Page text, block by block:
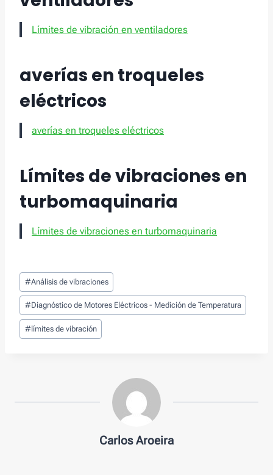
Límites de vibración en ventiladores
averías en troqueles
eléctricos
averías en troqueles eléctricos
Límites de vibraciones en
turbomaquinaria
Límites de vibraciones en turbomaquinaria
Tags
de
Entradas:
#Análisis de vibraciones
#Diagnóstico de Motores Eléctricos - Medición de Temperatura
#límites de vibración
Carlos Aroeira